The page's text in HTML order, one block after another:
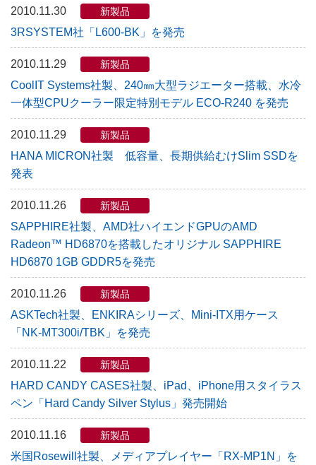
2010.11.30 新製品
3RSYSTEM社「L600-BK」を発売
2010.11.29 新製品
CoolIT Systems社製、240㎜大型ラジエーター搭載、水冷
一体型CPUクーラー限定特別モデル ECO-R240 を発売
2010.11.29 新製品
HANA MICRON社製 低容量、長期供給むけSlim SSDを
発表
2010.11.26 新製品
SAPPHIRE社製、AMD社ハイエンドGPUのAMD
Radeon™ HD6870を搭載したオリジナル SAPPHIRE
HD6870 1GB GDDR5を発売
2010.11.26 新製品
ASKTech社製、ENKIRAシリーズ、Mini-ITX用ケース
「NK-MT300i/TBK」を発売
2010.11.22 新製品
HARD CANDY CASES社製、iPad、iPhone用スタイラス
ペン「Hard Candy Silver Stylus」発売開始
2010.11.16 新製品
米国Rosewill社製、メディアプレイヤー「RX-MP1N」を